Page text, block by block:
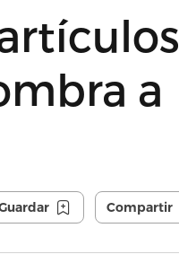
a
Compartir